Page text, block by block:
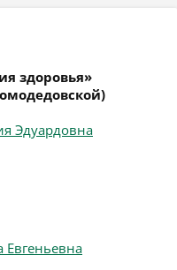
здоровья»
Эдуардовна